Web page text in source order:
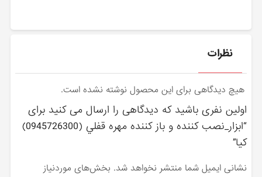
نظرات
هیچ دیدگاهی برای این محصول نوشته نشده است.
اولین نفری باشید که دیدگاهی را ارسال می کنید برای
“ابزار_نصب كننده و باز كننده مهره قفلي (0945726300)
کیا”
نشانی ایمیل شما منتشر نخواهد شد. بخش‌های موردنیاز